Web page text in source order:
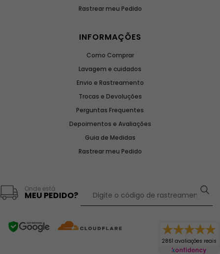
Rastrear meu Pedido
INFORMAÇÕES
Como Comprar
Lavagem e cuidados
Envio e Rastreamento
Trocas e Devoluções
Perguntas Frequentes
Depoimentos e Avaliações
Guia de Medidas
Rastrear meu Pedido
Onde está
MEU PEDIDO?
2861 avaliações reais